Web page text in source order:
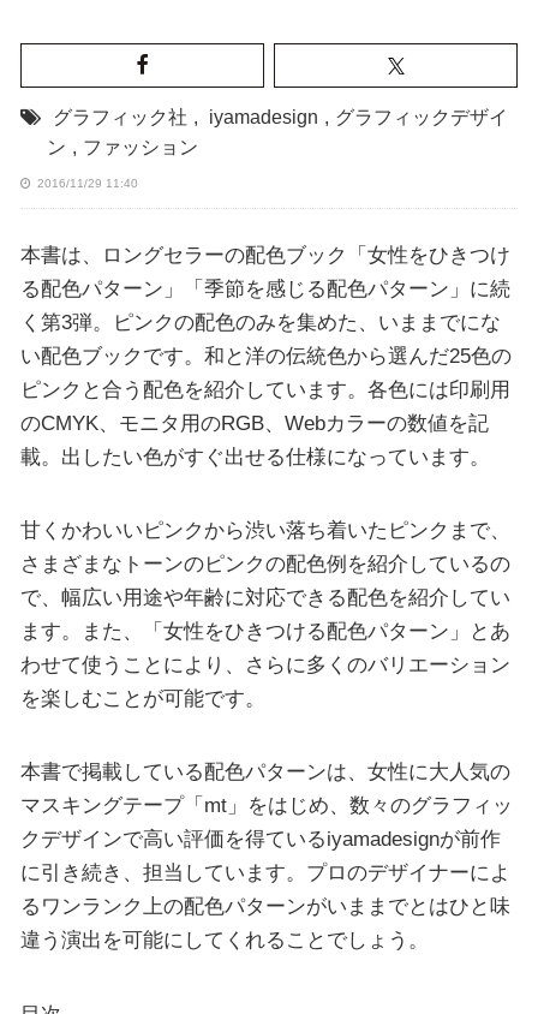
グラフィック社 , iyamadesign , グラフィックデザイ
ン , ファッション
2016/11/29 11:40
本書は、ロングセラーの配色ブック「女性をひきつけ
る配色パターン」「季節を感じる配色パターン」に続
く第3弾。ピンクの配色のみを集めた、いままでにな
い配色ブックです。和と洋の伝統色から選んだ25色の
ピンクと合う配色を紹介しています。各色には印刷用
のCMYK、モニタ用のRGB、Webカラーの数値を記
載。出したい色がすぐ出せる仕様になっています。
甘くかわいいピンクから渋い落ち着いたピンクまで、
さまざまなトーンのピンクの配色例を紹介しているの
で、幅広い用途や年齢に対応できる配色を紹介してい
ます。また、「女性をひきつける配色パターン」とあ
わせて使うことにより、さらに多くのバリエーション
を楽しむことが可能です。
本書で掲載している配色パターンは、女性に大人気の
マスキングテープ「mt」をはじめ、数々のグラフィッ
クデザインで高い評価を得ているiyamadesignが前作
に引き続き、担当しています。プロのデザイナーによ
るワンランク上の配色パターンがいままでとはひと味
違う演出を可能にしてくれることでしょう。